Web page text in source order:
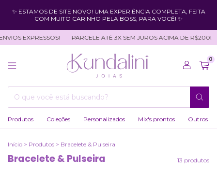
✨ ESTAMOS DE SITE NOVO! UMA EXPERIÊNCIA COMPLETA, FEITA
COM MUITO CARINHO PELA BOSS, PARA VOCÊ! ✨
EXPRESSOS! PARCELE ATÉ 3X SEM JUROS ACIMA DE R$200!
0
Produtos Coleções Personalizados Mix's prontos Outros
Início > Produtos > Bracelete & Pulseira
Bracelete & Pulseira 13 produtos